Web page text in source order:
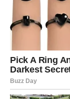
Šta dolazi?
postaje mnogo
Poruka neba